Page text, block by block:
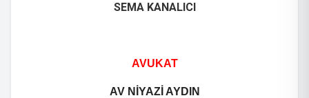
SEMA KANALICI
AVUKAT
AV NİYAZİ AYDIN